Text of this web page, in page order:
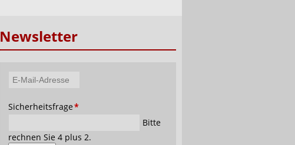
Newsletter
Adresse
Pflichtfeld
Sicherheitsfrage*
Bitte
rechnen Sie 4 plus 2.